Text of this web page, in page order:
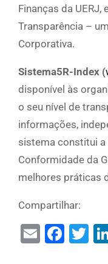
Finanças da
Transparência –
Corporativa.
Sistema5R-Index (
disponível às
o seu nível de
informações,
sistema constitui a
Conformidade da
melhores práticas
Compartilhar:
Email